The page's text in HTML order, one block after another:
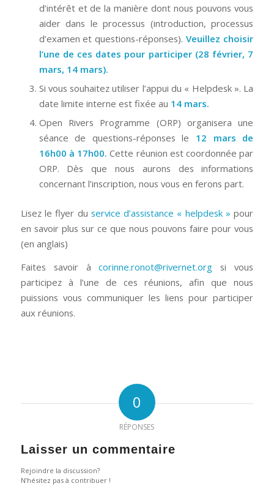
d’intérêt et de la manière dont nous pouvons vous
aider dans le processus (introduction, processus
d’examen et questions-réponses).Veuillez choisir
l’une de ces dates pour participer (28 février, 7
mars, 14 mars).
Si vous souhaitez utiliser l’appui du « Helpdesk ». La
date limite interne est fixée au 14 mars.
Open Rivers Programme (ORP) organisera une
séance de questions-réponses le 12 mars de
16h00 à 17h00. Cette réunion est coordonnée par
ORP. Dès que nous aurons des informations
concernant l’inscription, nous vous en ferons part.
Lisez le flyer du service d’assistance « helpdesk » pour
en savoir plus sur ce que nous pouvons faire pour vous
(en anglais)
Faites savoir àcorinne.ronot@rivernet.org si vous
participez à l’une de ces réunions, afin que nous
puissions vous communiquer les liens pour participer
aux réunions.
0
RÉPONSES
Laisser un commentaire
Rejoindre la discussion?
N’hésitez pas à contribuer !